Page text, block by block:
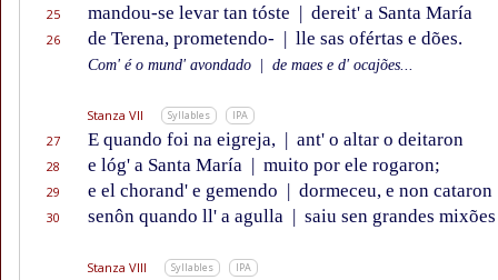
25 mandou-se levar tan tóste | dereit' a Santa María
26 de Terena, prometendo- | lle sas ofértas e dões.
Com' é o mund' avondado de maes e d' ocajões...
Stanza VII Syllables IPA
27 E quando foi na eigreja, | ant' o altar o deitaron
28 e lóg' a Santa María | muito por ele rogaron;
29 e el chorand' e gemendo | dormeceu, e non cataron
30 senôn quando ll' a agulla | saiu sen grandes mixões
Stanza VIII Syllables IPA